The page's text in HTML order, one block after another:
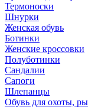
Термоноски
Шнурки
Женская обувь
Ботинки
Женские кроссовки
Полуботинки
Сандалии
Сапоги
Шлепанцы
Обувь для охоты,